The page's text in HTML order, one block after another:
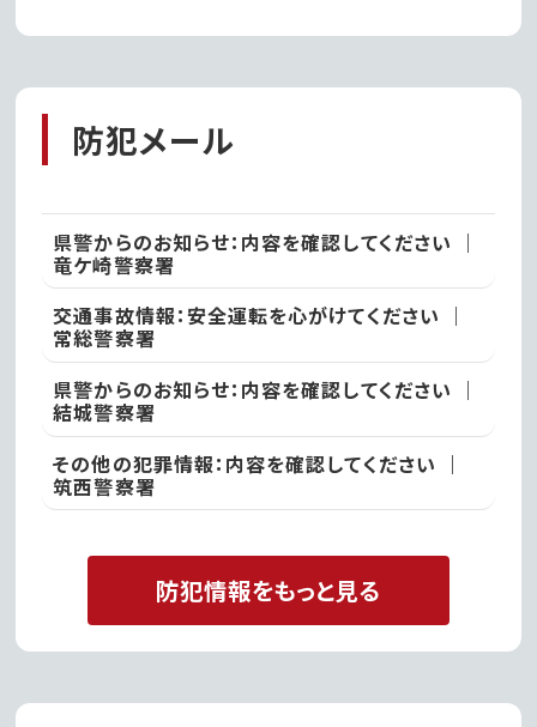
カヤマ』がグランドオー
防犯メール
県警からのお知らせ：内容を確認してください ｜
竜ケ崎警察署
交通事故情報：安全運転を心がけてください ｜
常総警察署
県警からのお知らせ：内容を確認してください ｜
結城警察署
その他の犯罪情報：内容を確認してください ｜
筑西警察署
防犯情報をもっと見る